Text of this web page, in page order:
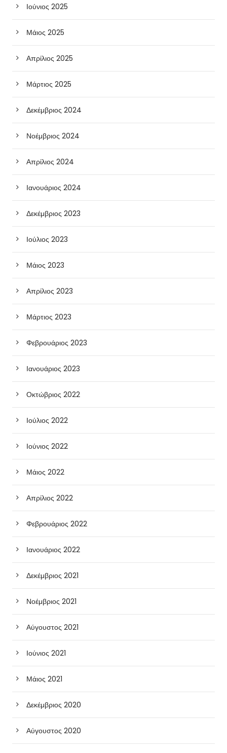
Ιούνιος 2025
Μάιος 2025
Απρίλιος 2025
Μάρτιος 2025
Δεκέμβριος 2024
Νοέμβριος 2024
Απρίλιος 2024
Ιανουάριος 2024
Δεκέμβριος 2023
Ιούλιος 2023
Μάιος 2023
Απρίλιος 2023
Μάρτιος 2023
Φεβρουάριος 2023
Ιανουάριος 2023
Οκτώβριος 2022
Ιούλιος 2022
Ιούνιος 2022
Μάιος 2022
Απρίλιος 2022
Φεβρουάριος 2022
Ιανουάριος 2022
Δεκέμβριος 2021
Νοέμβριος 2021
Αύγουστος 2021
Ιούνιος 2021
Μάιος 2021
Δεκέμβριος 2020
Αύγουστος 2020